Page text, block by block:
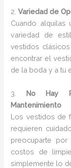
2.Variedad de
Cuando alquilas
variedad de
vestidos
encontrar el
de la boda y a tu
3. No Hay
Mantenimiento
Los vestidos de
requieren
preocuparte
costos de
simplemente lo